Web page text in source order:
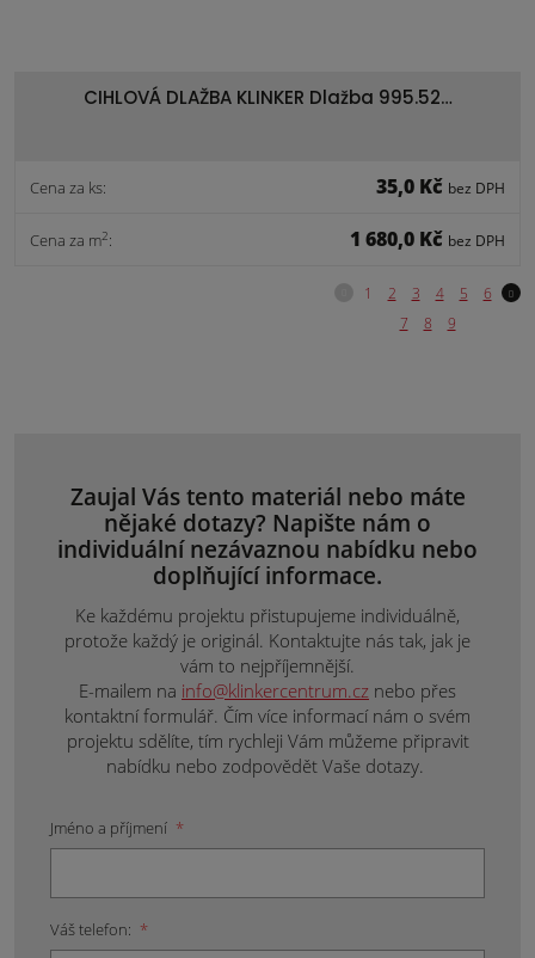
CIHLOVÁ DLAŽBA KLINKER Dlažba 995.52…
Cena za ks: 35,0 Kč bez DPH
Cena za m2: 1 680,0 Kč bez DPH
Zaujal Vás tento materiál nebo máte
nějaké dotazy? Napište nám o
individuální nezávaznou nabídku nebo
doplňující informace.
Ke každému projektu přistupujeme individuálně,
protože každý je originál. Kontaktujte nás tak, jak je
vám to nejpříjemnější.
E-mailem na info@klinkercentrum.cz nebo přes
kontaktní formulář. Čím více informací nám o svém
projektu sdělíte, tím rychleji Vám můžeme připravit
nabídku nebo zodpovědět Vaše dotazy.
Jméno a příjmení *
Váš telefon: *